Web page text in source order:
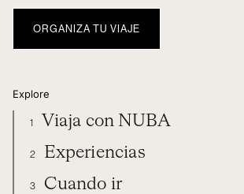
ORGANIZA TU VIAJE
Explore
1 Viaja con NUBA
2 Experiencias
3 Cuando ir